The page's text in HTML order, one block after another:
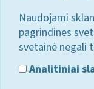
Naudojami
pagrindines
svetainė negali
Analitiniai